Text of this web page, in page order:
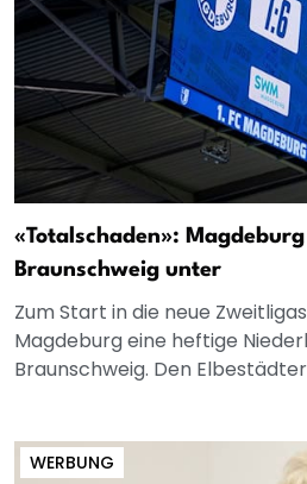
«Totalschaden»:
Braunschweig unter
Zum Start in die neue
Magdeburg eine heftige
Braunschweig. Den
WERBUNG